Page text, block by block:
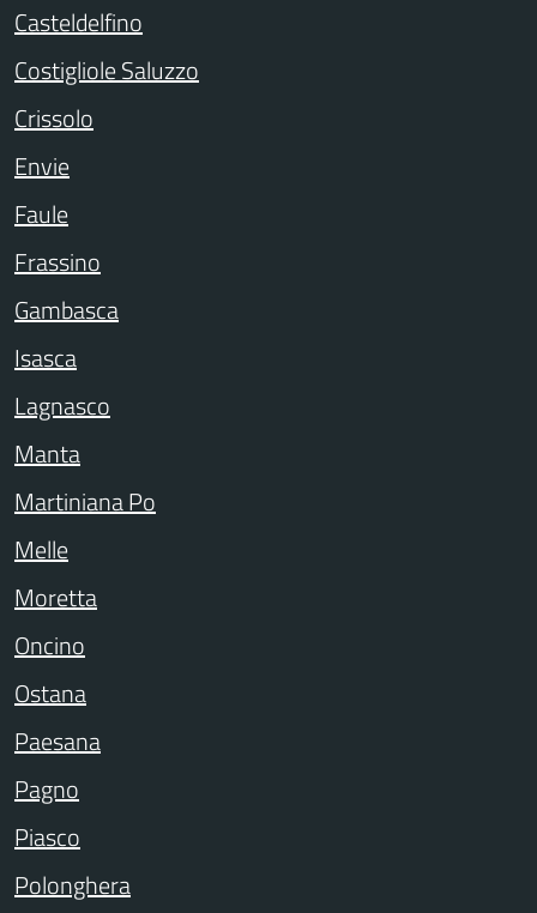
Casteldelfino
Costigliole Saluzzo
Crissolo
Envie
Faule
Frassino
Gambasca
Isasca
Lagnasco
Manta
Martiniana Po
Melle
Moretta
Oncino
Ostana
Paesana
Pagno
Piasco
Polonghera